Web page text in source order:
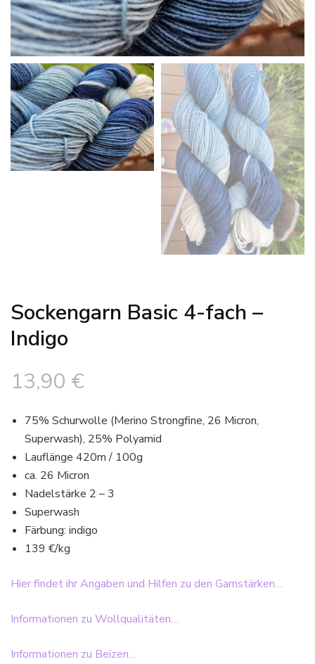
Sockengarn Basic 4-fach –
Indigo
13,90 €
75% Schurwolle (Merino Strongfine, 26 Micron,
Superwash), 25% Polyamid
Lauflänge 420m / 100g
ca. 26 Micron
Nadelstärke 2 – 3
Superwash
Färbung: indigo
139 €/kg
Hier findet ihr Angaben und Hilfen zu den Garnstärken…
Informationen zu Wollqualitäten…
Informationen zu Beizen…